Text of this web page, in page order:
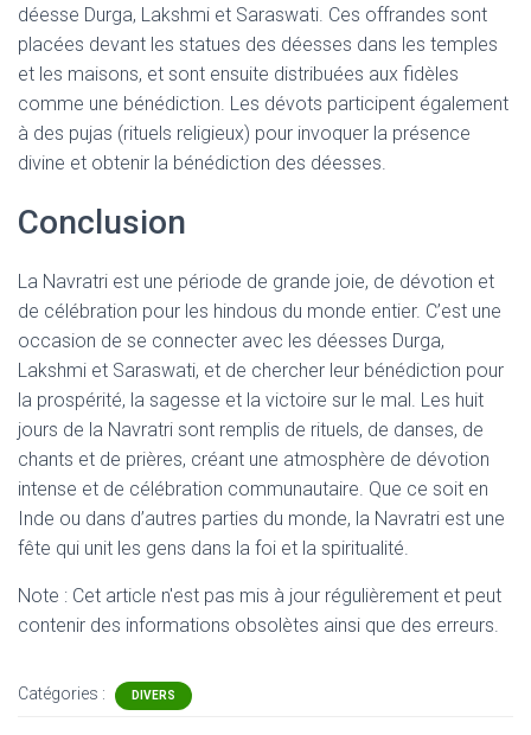
déesse Durga, Lakshmi et Saraswati. Ces offrandes sont
placées devant les statues des déesses dans les temples
et les maisons, et sont ensuite distribuées aux fidèles
comme une bénédiction. Les dévots participent également
à des pujas (rituels religieux) pour invoquer la présence
divine et obtenir la bénédiction des déesses.
Conclusion
La Navratri est une période de grande joie, de dévotion et
de célébration pour les hindous du monde entier. C’est une
occasion de se connecter avec les déesses Durga,
Lakshmi et Saraswati, et de chercher leur bénédiction pour
la prospérité, la sagesse et la victoire sur le mal. Les huit
jours de la Navratri sont remplis de rituels, de danses, de
chants et de prières, créant une atmosphère de dévotion
intense et de célébration communautaire. Que ce soit en
Inde ou dans d’autres parties du monde, la Navratri est une
fête qui unit les gens dans la foi et la spiritualité.
Note : Cet article n'est pas mis à jour régulièrement et peut
contenir des informations obsolètes ainsi que des erreurs.
Catégories : DIVERS